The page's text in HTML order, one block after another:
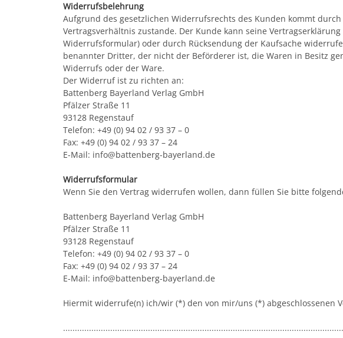
Widerrufsbelehrung
Aufgrund des gesetzlichen Widerrufsrechts des Kunden kommt
Vertragsverhältnis zustande. Der Kunde kann seine
Widerrufsformular) oder durch Rücksendung der Kaufsache
benannter Dritter, der nicht der Beförderer ist, die Waren in Besitz
Widerrufs oder der Ware.
Der Widerruf ist zu richten an:
Battenberg Bayerland Verlag GmbH
Pfälzer Straße 11
93128 Regenstauf
Telefon: +49 (0) 94 02 / 93 37 – 0
Fax: +49 (0) 94 02 / 93 37 – 24
E-Mail: info@battenberg-bayerland.de
Widerrufsformular
Wenn Sie den Vertrag widerrufen wollen, dann füllen Sie bitte
Battenberg Bayerland Verlag GmbH
Pfälzer Straße 11
93128 Regenstauf
Telefon: +49 (0) 94 02 / 93 37 – 0
Fax: +49 (0) 94 02 / 93 37 – 24
E-Mail: info@battenberg-bayerland.de
Hiermit widerrufe(n) ich/wir (*) den von mir/uns (*) abgeschlossenen